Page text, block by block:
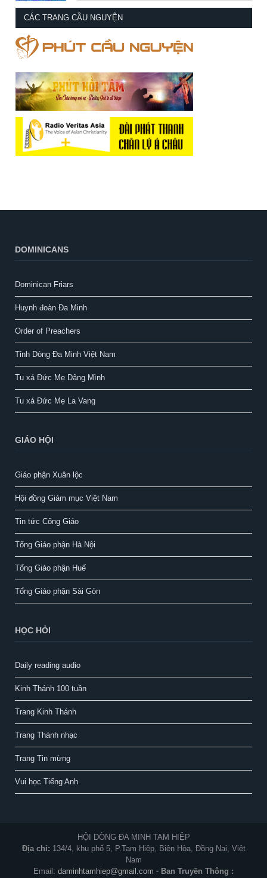
CÁC TRANG CẦU NGUYỆN
DOMINICANS
Dominican Friars
Huynh đoàn Đa Minh
Order of Preachers
Tỉnh Dòng Đa Minh Việt Nam
Tu xá Đức Mẹ Dâng Mình
Tu xá Đức Mẹ La Vang
GIÁO HỘI
Giáo phận Xuân lộc
Hội đồng Giám mục Việt Nam
Tin tức Công Giáo
Tổng Giáo phận Hà Nội
Tổng Giáo phận Huế
Tổng Giáo phận Sài Gòn
HỌC HỎI
Daily reading audio
Kinh Thánh 100 tuần
Trang Kinh Thánh
Trang Thánh nhạc
Trang Tin mừng
Vui học Tiếng Anh
HỘI DÒNG ĐA MINH TAM HIỆP
Địa chỉ: 134/4, khu phố 5, P.Tam Hiệp, Biên Hòa, Đồng Nai, Việt
Nam
Email: daminhtamhiep@gmail.com - Ban Truyền Thông :